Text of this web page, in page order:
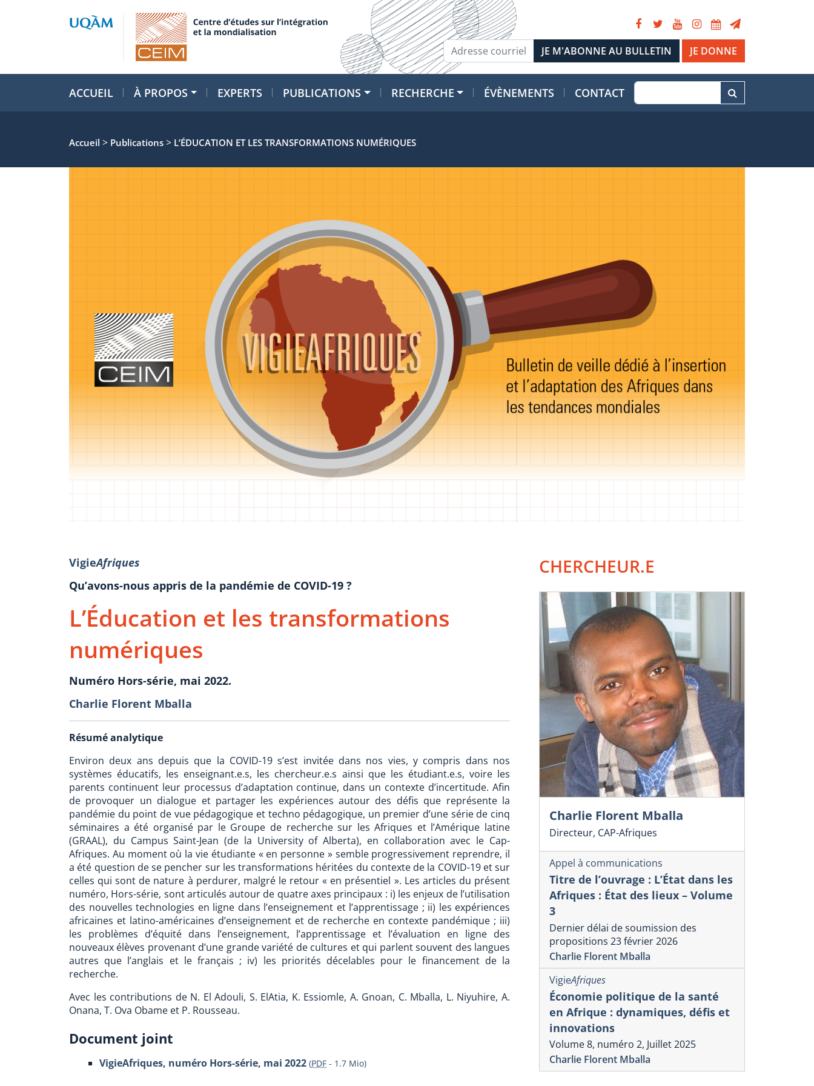
JE DONNE
ACCUEIL À PROPOS EXPERTS PUBLICATIONS RECHERCHE ÉVÈNEMENTS CONTACT
Accueil > Publications > L’ÉDUCATION ET LES TRANSFORMATIONS NUMÉRIQUES
VigieAfriques
Qu’avons-nous appris de la pandémie de COVID-19 ?
L’Éducation et les transformations
numériques
Numéro Hors-série, mai 2022.
Charlie Florent Mballa
Résumé analytique
Environ deux ans depuis que la COVID-19 s’est invitée dans nos vies, y compris dans nos
systèmes éducatifs, les enseignant.e.s, les chercheur.e.s ainsi que les étudiant.e.s, voire les
parents continuent leur processus d’adaptation continue, dans un contexte d’incertitude. Afin
de provoquer un dialogue et partager les expériences autour des défis que représente la
pandémie du point de vue pédagogique et techno pédagogique, un premier d’une série de cinq
séminaires a été organisé par le Groupe de recherche sur les Afriques et l’Amérique latine
(GRAAL), du Campus Saint-Jean (de la University of Alberta), en collaboration avec le Cap-
Afriques. Au moment où la vie étudiante « en personne » semble progressivement reprendre, il
a été question de se pencher sur les transformations héritées du contexte de la COVID-19 et sur
celles qui sont de nature à perdurer, malgré le retour « en présentiel ». Les articles du présent
numéro, Hors-série, sont articulés autour de quatre axes principaux : i) les enjeux de l’utilisation
des nouvelles technologies en ligne dans l’enseignement et l’apprentissage ; ii) les expériences
africaines et latino-américaines d’enseignement et de recherche en contexte pandémique ; iii)
les problèmes d’équité dans l’enseignement, l’apprentissage et l’évaluation en ligne des
nouveaux élèves provenant d’une grande variété de cultures et qui parlent souvent des langues
autres que l’anglais et le français ; iv) les priorités décelables pour le financement de la
recherche.
Avec les contributions de N. El Adouli, S. ElAtia, K. Essiomle, A. Gnoan, C. Mballa, L. Niyuhire, A.
Onana, T. Ova Obame et P. Rousseau.
Document joint
VigieAfriques, numéro Hors-série, mai 2022 (PDF - 1.7 Mio)
CHERCHEUR.E
Charlie Florent Mballa
Directeur, CAP-Afriques
Appel à communications
Titre de l’ouvrage : L’État dans les
Afriques : État des lieux – Volume
3
Dernier délai de soumission des
propositions 23 février 2026
Charlie Florent Mballa
VigieAfriques
Économie politique de la santé
en Afrique : dynamiques, défis et
innovations
Volume 8, numéro 2, Juillet 2025
Charlie Florent Mballa